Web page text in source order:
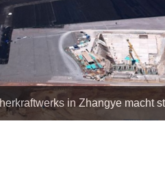
in Zhangye macht